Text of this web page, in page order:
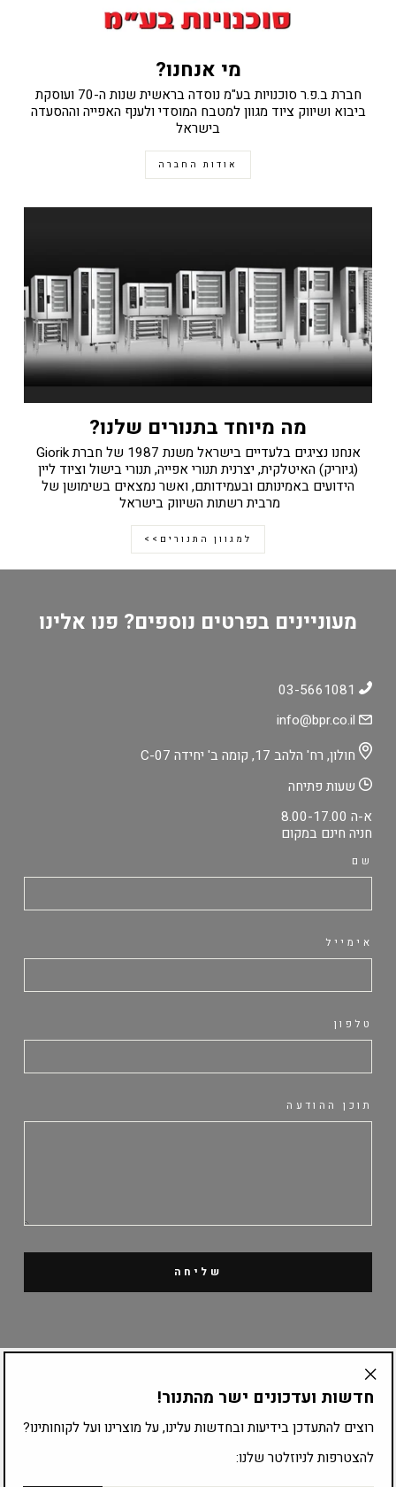
מי אנחנו?
חברת ב.פ.ר סוכנויות בע"מ נוסדה בראשית שנות ה-70 ועוסקת
ביבוא ושיווק ציוד מגוון למטבח המוסדי ולענף האפייה וההסעדה
בישראל
אודות החברה
מה מיוחד בתנורים שלנו?
אנחנו נציגים בלעדיים בישראל משנת 1987 של חברת Giorik
(גיוריק) האיטלקית, יצרנית תנורי אפייה, תנורי בישול וציוד ליין
הידועים באמינותם ובעמידותם, ואשר נמצאים בשימושן של
מרבית רשתות השיווק בישראל
למגוון התנורים>>
מעוניינים בפרטים נוספים? פנו אלינו
חולון, רח' הלהב 17, קומה ב' יחידה C-07
שעות פתיחה
א-ה 8.00-17.00
חניה חינם במקום
שם
אימייל
טלפון
תוכן ההודעה
שליחה
קטלוג מוצרים
ציוד לפי עיסוק
חדשות ועדכונים ישר מהתנור!
רוצים להתעדכן בידיעות ובחדשות עלינו, על מוצרינו ועל לקוחותינו?
להצטרפות לניוזלטר שלנו:
"Translation
he.general.accessibility.close_modal"